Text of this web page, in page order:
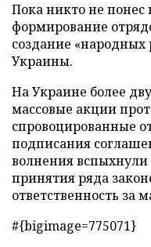
Пока никто не понес
формирование
создание «народных
Украины.
На Украине более
массовые акции
спровоцированные
подписания
волнения вспыхнули
принятия ряда
ответственность за
#{bigimage=775071}